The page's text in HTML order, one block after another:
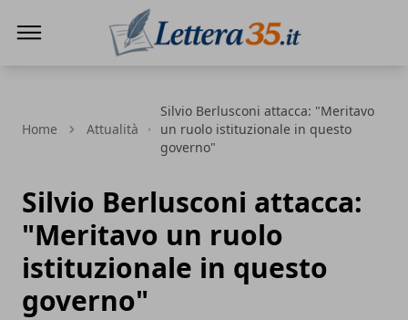
Home Attualità
Silvio Berlusconi attacca: "Meritavo
un ruolo istituzionale in questo
governo"
Silvio Berlusconi attacca:
"Meritavo un ruolo
istituzionale in questo
governo"